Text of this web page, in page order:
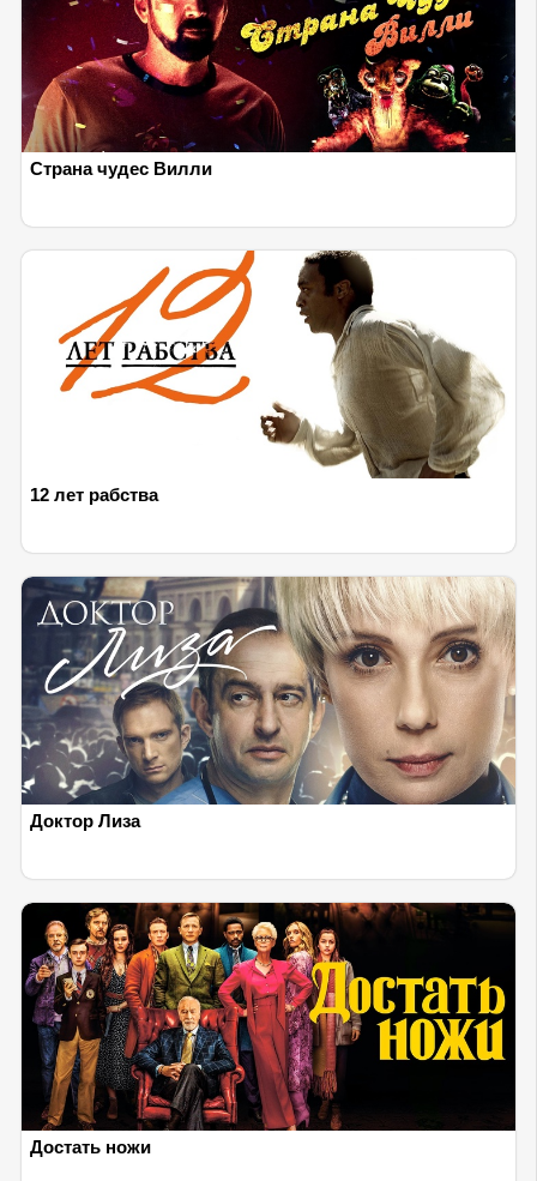
Страна чудес Вилли
12 лет рабства
Доктор Лиза
Достать ножи